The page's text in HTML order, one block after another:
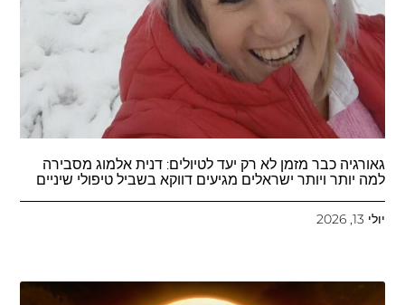
גאורגיה כבר מזמן לא רק יעד לטיולים: דנית אלמוג מסבירה
למה יותר ויותר ישראלים מגיעים דווקא בשביל טיפולי שיניים
יולי 13, 2026